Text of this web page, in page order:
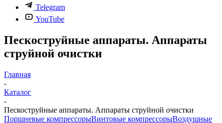
Telegram
YouTube
Пескоструйные аппараты. Аппараты
струйной очистки
Главная
-
Каталог
-
Пескоструйные аппараты. Аппараты струйной очистки
Поршневые компрессорыВинтовые компрессорыВоздушные